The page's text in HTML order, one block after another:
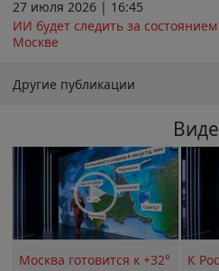
27 июля 2026 | 16:45
ИИ будет следить за
Москве
Другие публикации
Москва готовится к +32°
К